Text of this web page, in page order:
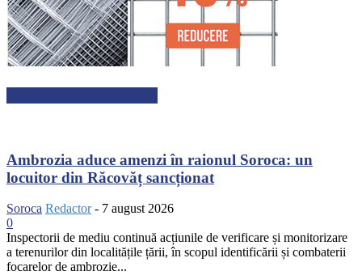
Ambrozia aduce amenzi în raionul Soroca: un
locuitor din Răcovăț sancționat
Soroca Redactor - 7 august 2026
0
Inspectorii de mediu continuă acțiunile de verificare și monitorizare
a terenurilor din localitățile țării, în scopul identificării și combaterii
focarelor de ambrozie...